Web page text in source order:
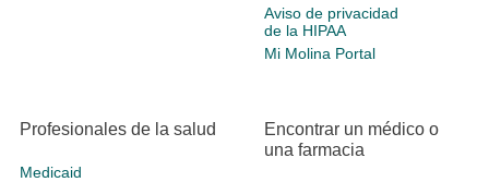
Aviso de privacidad
de la HIPAA
Mi Molina Portal
Profesionales de la salud
Medicaid
Encontrar un médico o
una farmacia